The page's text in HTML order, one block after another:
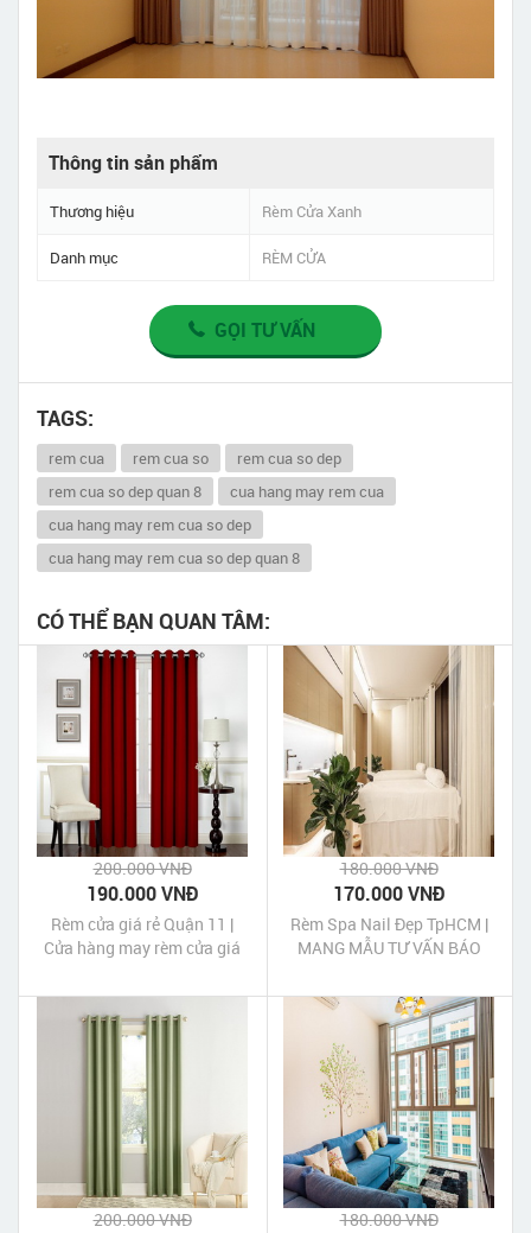
Thông tin sản phẩm
Thương hiệu Rèm Cửa Xanh
Danh mục RÈM CỬA
GỌI TƯ VẤN
TAGS:
rem cua rem cua so
rem cua so dep
rem cua so dep quan 8
cua hang may rem cua
cua hang may rem cua so dep
cua hang may rem cua so dep quan 8
CÓ THỂ BẠN QUAN TÂM:
200.000 VNĐ
190.000 VNĐ
Rèm cửa giá rẻ Quận 11 |
Cửa hàng may rèm cửa giá
180.000 VNĐ
170.000 VNĐ
Rèm Spa Nail Đẹp TpHCM |
MANG MẪU TƯ VẤN BÁO
200.000 VNĐ 180.000 VNĐ